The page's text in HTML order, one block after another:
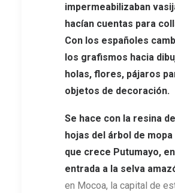
impermeabilizaban
hacían cuentas para
Con los españoles
los grafismos hacia
holas, flores, pájaros
objetos de decoración.
Se hace con la resina
hojas del árbol de mopa
que crece Putumayo,
entrada a la selva
en Mocoa, la capital de